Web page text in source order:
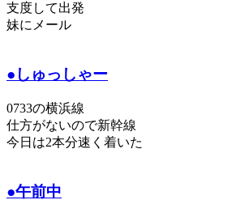
支度して出発
妹にメール
●しゅっしゃー
0733の横浜線
仕方がないので新幹線
今日は2本分速く着いた
●午前中